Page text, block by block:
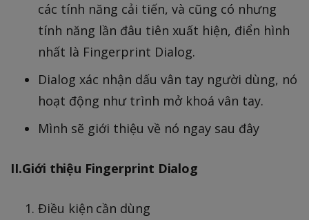
các tính năng cải tiến, và cũng có nhưng
tính năng lần đâu tiên xuất hiện, điển hình
nhất là Fingerprint Dialog.
Dialog xác nhận dấu vân tay người dùng, nó
hoạt động như trình mở khoá vân tay.
Mình sẽ giới thiệu về nó ngay sau đây
II.Giới thiệu Fingerprint Dialog
Điều kiện cần dùng